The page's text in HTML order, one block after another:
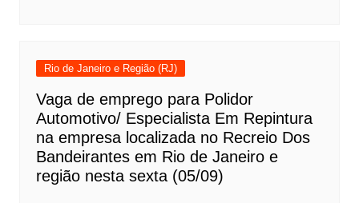
Rio de Janeiro e Região (RJ)
Vaga de emprego para Polidor
Automotivo/ Especialista Em Repintura
na empresa localizada no Recreio Dos
Bandeirantes em Rio de Janeiro e
região nesta sexta (05/09)